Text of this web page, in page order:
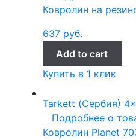
Ковролин на
637 руб.
Add to cart
Купить в 1 клик
Tarkett (Сербия)
Подробнее о
Ковролин Planet